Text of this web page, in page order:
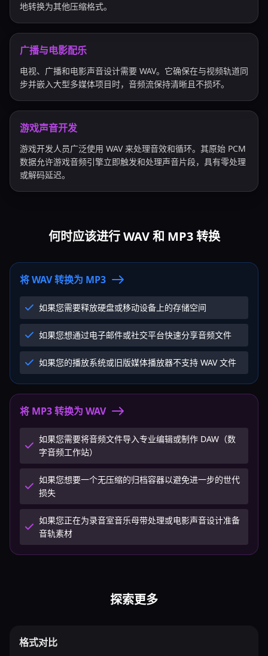
地转换为其他压缩格式。
广播与电影配乐
电视、广播和电影声音设计需要 WAV。它确保在与视频轨道同
步并嵌入大型多媒体项目时，音频流保持清晰且不损坏。
游戏声音开发
游戏开发人员广泛使用 WAV 来处理音效和循环。其原始 PCM
数据允许游戏音频引擎立即触发和处理声音片段，具有零处理
或解码延迟。
何时应该进行 WAV 和 MP3 转换
将 WAV 转换为 MP3
如果您需要释放硬盘或移动设备上的存储空间
如果您想通过电子邮件或社交平台快速分享音频文件
如果您的播放系统或旧版媒体播放器不支持 WAV 文件
将 MP3 转换为 WAV
如果您需要将音频文件导入专业编辑或制作 DAW（数
字音频工作站）
如果您想要一个无压缩的归档容器以避免进一步的世代
损失
如果您正在为录音室音乐母带处理或电影声音设计准备
音轨素材
探索更多
格式对比